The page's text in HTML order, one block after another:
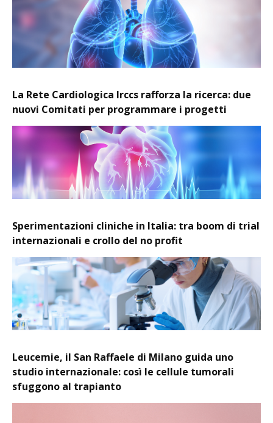
La Rete Cardiologica Irccs rafforza la ricerca: due
nuovi Comitati per programmare i progetti
Sperimentazioni cliniche in Italia: tra boom di trial
internazionali e crollo del no profit
Leucemie, il San Raffaele di Milano guida uno
studio internazionale: così le cellule tumorali
sfuggono al trapianto